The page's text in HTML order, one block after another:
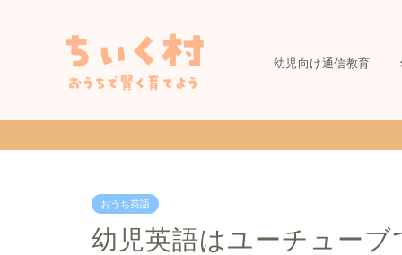
幼児向け通信教育
おうち英語
幼児英語はユーチュー